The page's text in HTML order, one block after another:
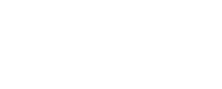
です。
ありません。
です。
ず変更すること